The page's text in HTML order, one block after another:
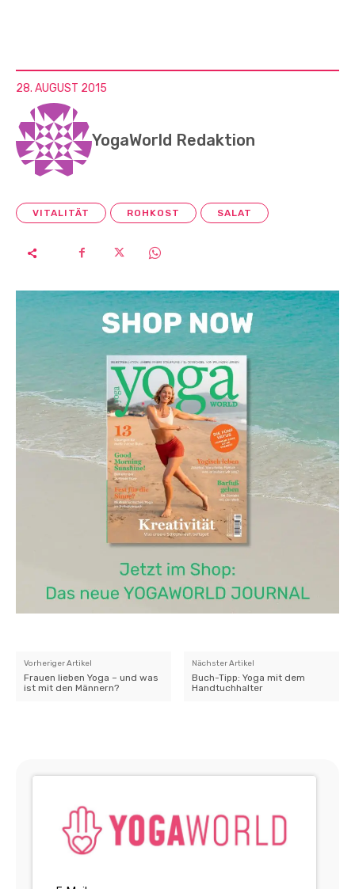
28. AUGUST 2015
YogaWorld Redaktion
VITALITÄT ROHKOST SALAT
Vorheriger Artikel
Frauen lieben Yoga – und was
ist mit den Männern?
Nächster Artikel
Buch-Tipp: Yoga mit dem
Handtuchhalter